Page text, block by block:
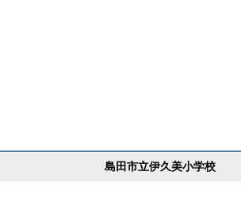
島田市立伊久美小学校